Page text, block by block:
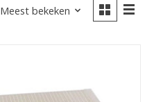
Meest bekeken